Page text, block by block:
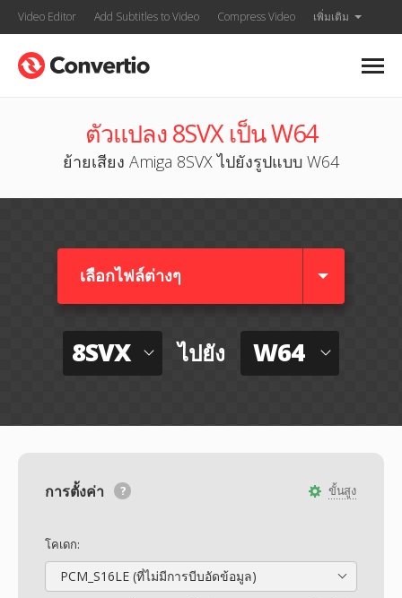
Video Editor Add Subtitles to Video Compress Video เพิ่มเติม
ตัวแปลง 8SVX เป็น W64
ย้ายเสียง Amiga 8SVX ไปยังรูปแบบ W64
เลือกไฟล์ต่างๆ​
8SVX ไปยัง W64
ขั้นสูง
การตั้งค่า
โคเดก:
PCM_S16LE (ที่ไม่มีการบีบอัดข้อมูล)